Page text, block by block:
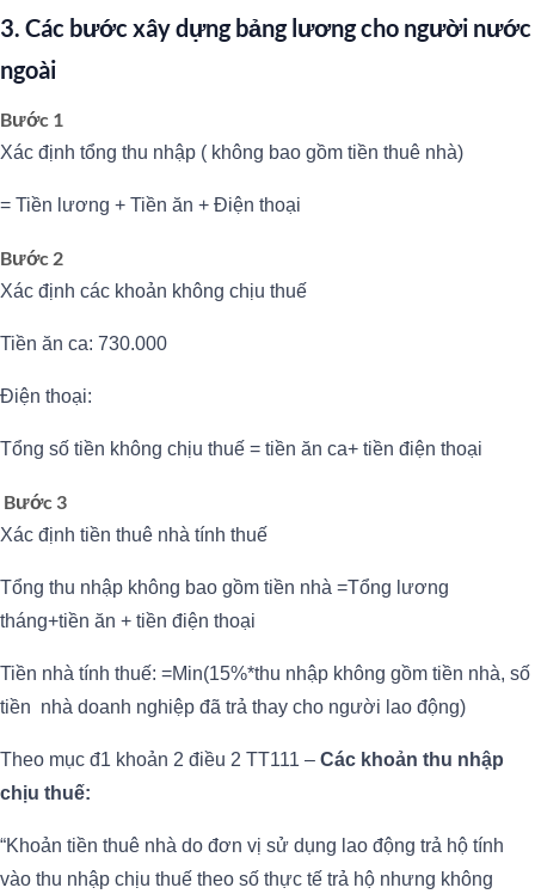
3. Các bước xây dựng bảng lương cho người nước
ngoài
Bước 1
Xác định tổng thu nhập ( không bao gồm tiền thuê nhà)
= Tiền lương + Tiền ăn + Điện thoại
Bước 2
Xác định các khoản không chịu thuế
Tiền ăn ca: 730.000
Điện thoại:
Tổng số tiền không chịu thuế = tiền ăn ca+ tiền điện thoại
Bước 3
Xác định tiền thuê nhà tính thuế
Tổng thu nhập không bao gồm tiền nhà =Tổng lương
tháng+tiền ăn + tiền điện thoại
Tiền nhà tính thuế: =Min(15%*thu nhập không gồm tiền nhà, số
tiền nhà doanh nghiệp đã trả thay cho người lao động)
Theo mục đ1 khoản 2 điều 2 TT111 – Các khoản thu nhập
chịu thuế:
“Khoản tiền thuê nhà do đơn vị sử dụng lao động trả hộ tính
vào thu nhập chịu thuế theo số thực tế trả hộ nhưng không